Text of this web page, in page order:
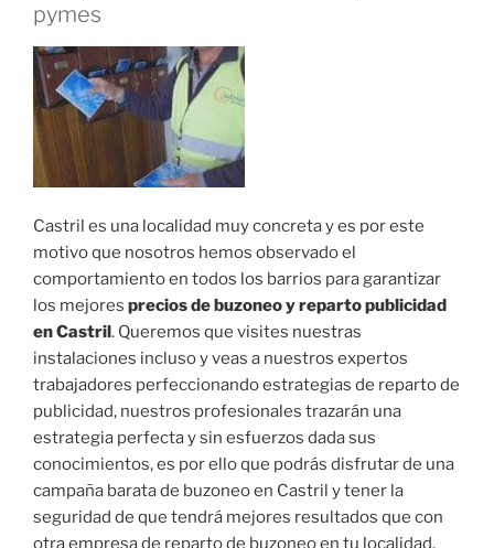
pymes
Castril es una localidad muy concreta y es por este
motivo que nosotros hemos observado el
comportamiento en todos los barrios para garantizar
los mejores precios de buzoneo y reparto publicidad
en Castril. Queremos que visites nuestras
instalaciones incluso y veas a nuestros expertos
trabajadores perfeccionando estrategias de reparto de
publicidad, nuestros profesionales trazarán una
estrategia perfecta y sin esfuerzos dada sus
conocimientos, es por ello que podrás disfrutar de una
campaña barata de buzoneo en Castril y tener la
seguridad de que tendrá mejores resultados que con
otra empresa de reparto de buzoneo en tu localidad.